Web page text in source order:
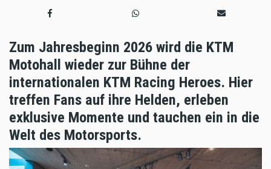
Zum Jahresbeginn 2026 wird die KTM
Motohall wieder zur Bühne der
internationalen KTM Racing Heroes. Hier
treffen Fans auf ihre Helden, erleben
exklusive Momente und tauchen ein in die
Welt des Motorsports.